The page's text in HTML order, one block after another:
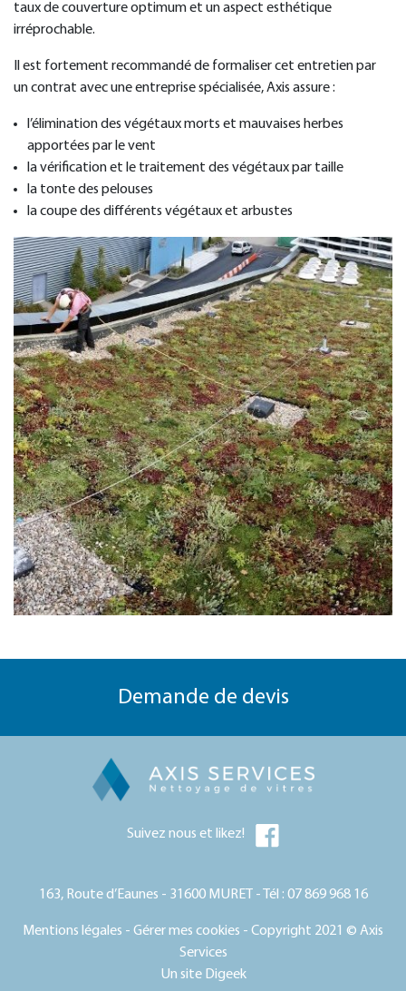
taux de couverture optimum et un aspect esthétique
irréprochable.
Il est fortement recommandé de formaliser cet entretien par
un contrat avec une entreprise spécialisée, Axis assure :
l’élimination des végétaux morts et mauvaises herbes
apportées par le vent
la vérification et le traitement des végétaux par taille
la tonte des pelouses
la coupe des différents végétaux et arbustes
Demande de devis
Suivez nous et likez!
163, Route d’Eaunes - 31600 MURET - Tél : 07 869 968 16
Mentions légales - Gérer mes cookies - Copyright 2021 © Axis
Services
Un site Digeek